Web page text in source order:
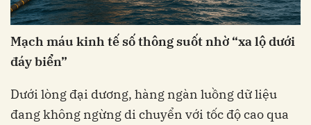
Mạch máu kinh tế số thông suốt nhờ “xa lộ dưới
đáy biển”
Dưới lòng đại dương, hàng ngàn luồng dữ liệu
đang không ngừng di chuyển với tốc độ cao qua